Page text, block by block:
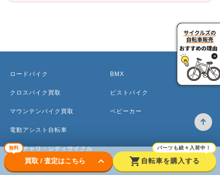
無料
買取 / 査定はこちら keyboard_arrow_down shopping_cart
パーツも続々入荷中！
自転車を購入する
ロードバイク
クロスバイク買取
マウンテンバイク買取
電動アシスト自転車
ママチャリ・シティサイクル
BMX
ピストバイク
ベビーカー